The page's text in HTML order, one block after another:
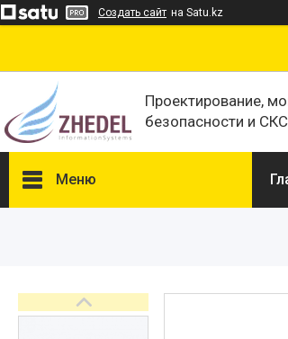
Создать сайт на Satu.kz
Проектирование,
безопасности и СКС
Меню
Сертификаты